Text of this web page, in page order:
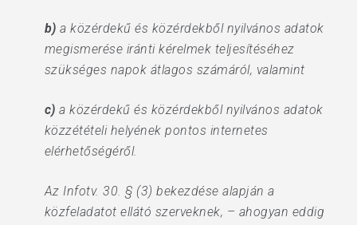
b) a közérdekű és közérdekből nyilvános adatok
megismerése iránti kérelmek teljesítéséhez
szükséges napok átlagos számáról, valamint
c) a közérdekű és közérdekből nyilvános adatok
közzétételi helyének pontos internetes
elérhetőségéről.
Az Infotv. 30. § (3) bekezdése alapján a
közfeladatot ellátó szerveknek, – ahogyan eddig